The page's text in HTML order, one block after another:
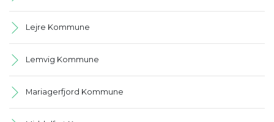
Lejre Kommune
Lemvig Kommune
Mariagerfjord Kommune